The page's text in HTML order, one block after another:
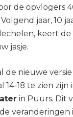
de opvlogers
jaar, 10
keert
jasje.
de nieuwe
14-18 te zien zijn
in Puurs. Dit
veranderingen